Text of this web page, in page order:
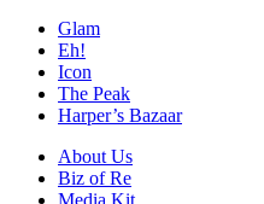
Glam
Eh!
Icon
The Peak
Harper’s Bazaar
About Us
Biz of Re
Media Kit